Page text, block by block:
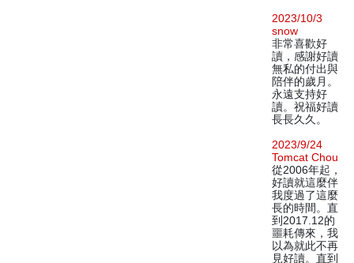
2023/10/3
snow
非常喜歡好
讀，感謝好讀
無私的付出與
陪伴的歲月。
永遠支持好
讀。祝福好讀
長長久久。
2023/9/24
Tomcat Chou
從2006年起，
好讀就這麼伴
我度過了這麼
長的時間。直
到2017.12的
噩耗傳來，我
以為就此不再
見好讀。直到